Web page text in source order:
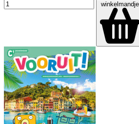
winkelmandje